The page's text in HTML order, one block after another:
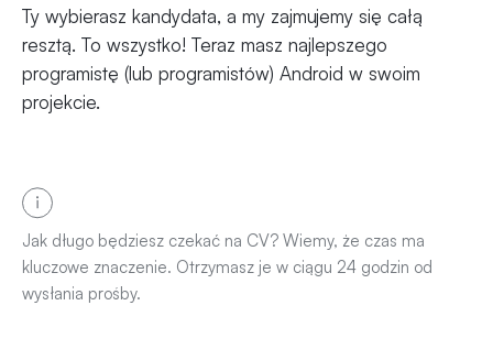
Ty wybierasz kandydata, a my zajmujemy się całą
resztą. To wszystko! Teraz masz najlepszego
programistę (lub programistów) Android w swoim
projekcie.
Jak długo będziesz czekać na CV? Wiemy, że czas ma
kluczowe znaczenie. Otrzymasz je w ciągu 24 godzin od
wysłania prośby.